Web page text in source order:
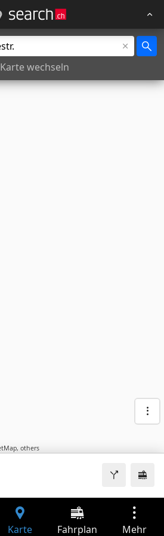
wechseln
, others
Karte Fahrplan Mehr